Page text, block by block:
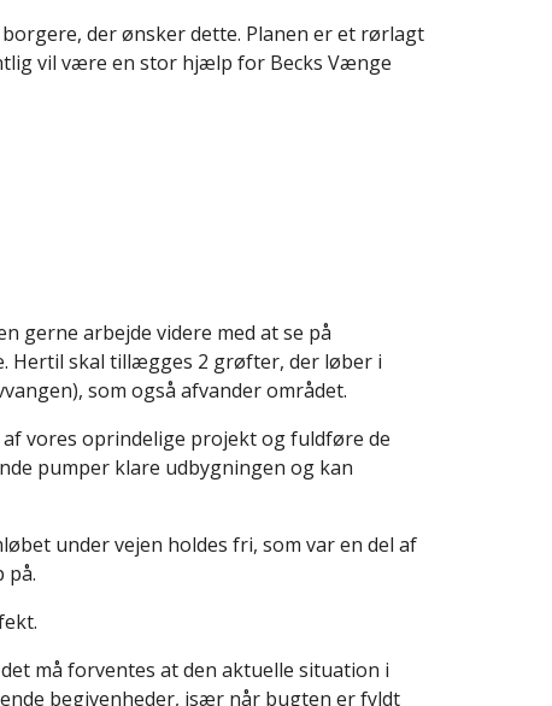
der ønsker dette. Planen er et rørlagt
vil være en stor hjælp for Becks Vænge
gerne arbejde videre med at se på
Hertil skal tillægges 2 grøfter, der løber i
som også afvander området.
vores oprindelige projekt og fuldføre de
pumper klare udbygningen og kan
under vejen holdes fri, som var en del af
på.
må forventes at den aktuelle situation i
begivenheder, især når bugten er fyldt